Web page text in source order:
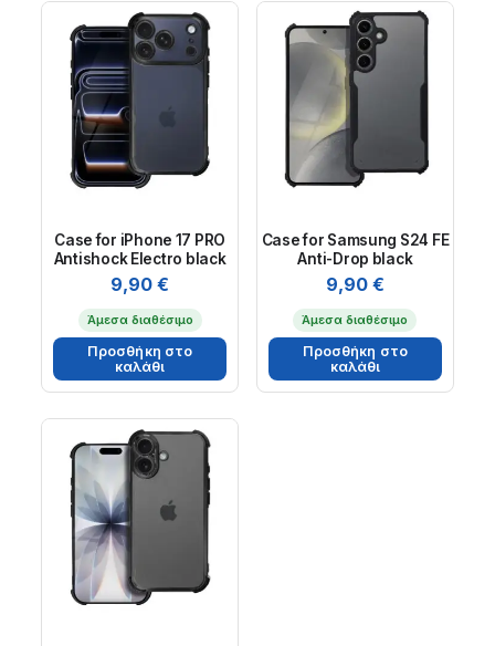
Case for iPhone 17 PRO
Antishock Electro black
9,90€
Άμεσα διαθέσιμο
Προσθήκη στο
καλάθι
Case for Samsung S24 FE
Anti-Drop black
9,90 €
Άμεσα διαθέσιμο
Προσθήκη στο
καλάθι